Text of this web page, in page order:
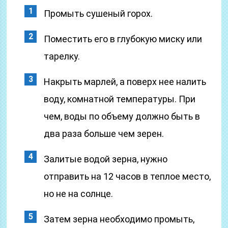
Промыть сушеный горох.
Поместить его в глубокую миску или
тарелку.
Накрыть марлей, а поверх нее налить
воду, комнатной температуры. При
чем, воды по объему должно быть в
два раза больше чем зерен.
Залитые водой зерна, нужно
отправить на 12 часов в теплое место,
но не на солнце.
Затем зерна необходимо промыть,